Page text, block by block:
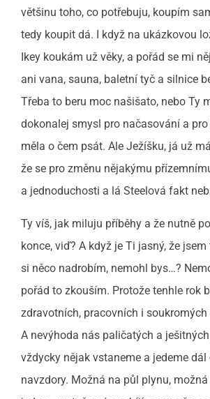
většinu toho, co potřebuju, koupím
tedy koupit dá. I když na ukázkovou
Ikey koukám už věky, a pořád se mi
ani vana, sauna, baletní tyč a silnice
Třeba to beru moc našišato, nebo Ty
dokonalej smysl pro načasování a
měla o čem psát. Ale Ježíšku, já už
že se pro změnu nějakýmu
a jednoduchosti a lá Steelová fakt
Ty víš, jak miluju příběhy a že nutně
konce, viď? A když je Ti jasný, že
si něco nadrobím, nemohl bys…?
pořád to zkouším. Protože tenhle rok
zdravotních, pracovních i soukromých
A nevýhoda nás paličatých a
vždycky nějak vstaneme a jedeme
navzdory. Možná na půl plynu, možná